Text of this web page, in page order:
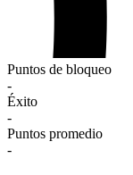
Puntos de bloqueo
-
Éxito
-
Puntos promedio
-